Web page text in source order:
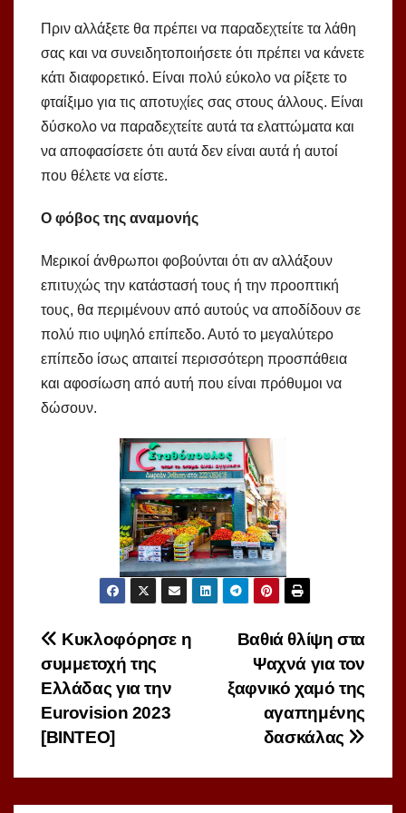
Πριν αλλάξετε θα πρέπει να παραδεχτείτε τα λάθη
σας και να συνειδητοποιήσετε ότι πρέπει να κάνετε
κάτι διαφορετικό. Είναι πολύ εύκολο να ρίξετε το
φταίξιμο για τις αποτυχίες σας στους άλλους. Είναι
δύσκολο να παραδεχτείτε αυτά τα ελαττώματα και
να αποφασίσετε ότι αυτά δεν είναι αυτά ή αυτοί
που θέλετε να είστε.
Ο φόβος της αναμονής
Μερικοί άνθρωποι φοβούνται ότι αν αλλάξουν
επιτυχώς την κατάστασή τους ή την προοπτική
τους, θα περιμένουν από αυτούς να αποδίδουν σε
πολύ πιο υψηλό επίπεδο. Αυτό το μεγαλύτερο
επίπεδο ίσως απαιτεί περισσότερη προσπάθεια
και αφοσίωση από αυτή που είναι πρόθυμοι να
δώσουν.
Πλοήγηση
άρθρων
Βαθιά θλίψη στα
Ψαχνά για τον
ξαφνικό χαμό της
αγαπημένης
δασκάλας
Κυκλοφόρησε η
συμμετοχή της
Ελλάδας για την
Eurovision 2023
[BINTEO]